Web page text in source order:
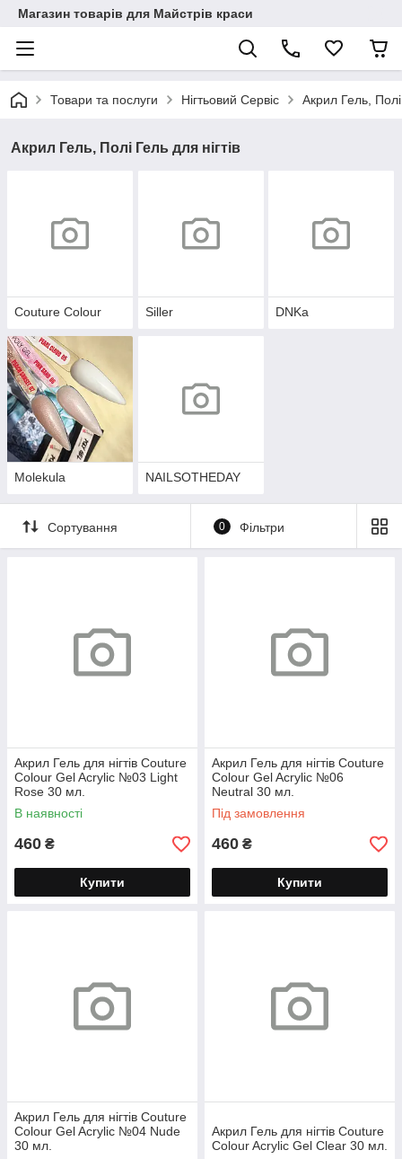
Магазин товарів для Майстрів краси
Товари та послуги Нігтьовий Сервіс Акрил Гель, Полі
Акрил Гель, Полі Гель для нігтів
Couture Colour Siller DNKa
Molekula NAILSOTHEDAY
Сортування 0 Фільтри
Акрил Гель для нігтів Couture
Colour Gel Acrylic №03 Light
Rose 30 мл.
В наявності
460 ₴
Купити
Акрил Гель для нігтів Couture
Colour Gel Acrylic №06
Neutral 30 мл.
Під замовлення
460 ₴
Купити
Акрил Гель для нігтів Couture
Colour Gel Acrylic №04 Nude
30 мл.
Акрил Гель для нігтів Couture
Colour Acrylic Gel Clear 30 мл.